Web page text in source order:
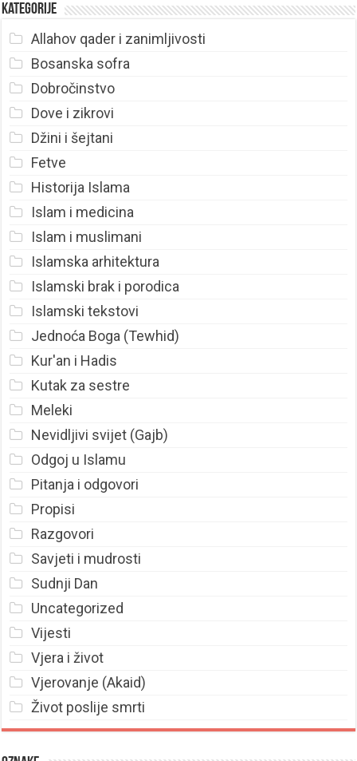
Kategorije
Allahov qader i zanimljivosti
Bosanska sofra
Dobročinstvo
Dove i zikrovi
Džini i šejtani
Fetve
Historija Islama
Islam i medicina
Islam i muslimani
Islamska arhitektura
Islamski brak i porodica
Islamski tekstovi
Jednoća Boga (Tewhid)
Kur'an i Hadis
Kutak za sestre
Meleki
Nevidljivi svijet (Gajb)
Odgoj u Islamu
Pitanja i odgovori
Propisi
Razgovori
Savjeti i mudrosti
Sudnji Dan
Uncategorized
Vijesti
Vjera i život
Vjerovanje (Akaid)
Život poslije smrti